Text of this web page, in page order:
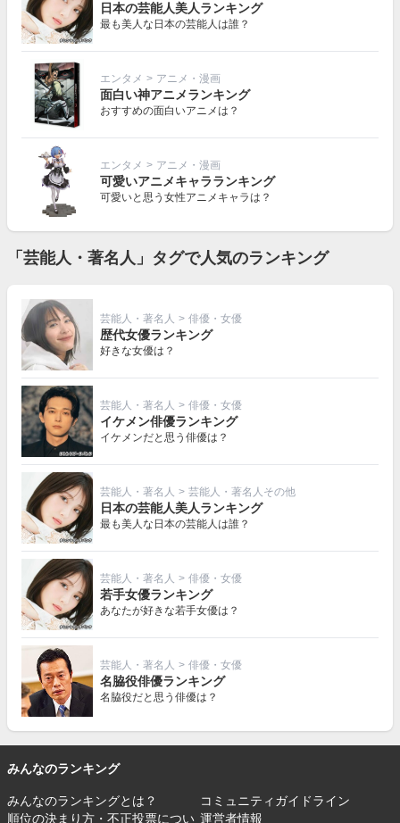
日本の芸能人美人ランキング
最も美人な日本の芸能人は誰？
エンタメ > アニメ・漫画
面白い神アニメランキング
おすすめの面白いアニメは？
エンタメ > アニメ・漫画
可愛いアニメキャラランキング
可愛いと思う女性アニメキャラは？
「芸能人・著名人」タグで人気のランキング
芸能人・著名人 > 俳優・女優
歴代女優ランキング
好きな女優は？
芸能人・著名人 > 俳優・女優
イケメン俳優ランキング
イケメンだと思う俳優は？
芸能人・著名人 > 芸能人・著名人その他
日本の芸能人美人ランキング
最も美人な日本の芸能人は誰？
芸能人・著名人 > 俳優・女優
若手女優ランキング
あなたが好きな若手女優は？
芸能人・著名人 > 俳優・女優
名脇役俳優ランキング
名脇役だと思う俳優は？
みんなのランキング
みんなのランキングとは？
コミュニティガイドライン
順位の決まり方・不正投票につい 運営者情報